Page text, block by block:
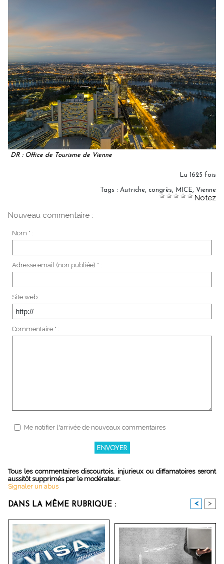
DR : Office de Tourisme de Vienne
Lu 1625 fois
Tags : Autriche, congrès, MICE, Vienne
Notez
Nouveau commentaire :
Nom * :
Adresse email (non publiée) * :
Site web :
Commentaire * :
Me notifier l'arrivée de nouveaux commentaires
Tous les commentaires discourtois, injurieux ou diffamatoires seront
aussitôt supprimés par le modérateur.
Signaler un abus
DANS LA MÊME RUBRIQUE : < >